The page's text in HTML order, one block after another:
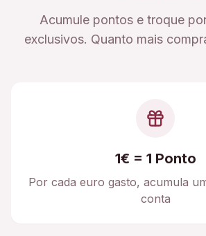
Acumule pontos e troque
exclusivos. Quanto mais
1€ = 1 Ponto
Por cada euro gasto, acumula
conta